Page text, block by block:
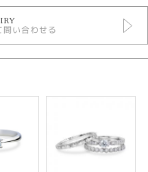
ことで丈夫な枠でダイヤモンドを
い大変貴重なDカラー、不純物が
い合わせる